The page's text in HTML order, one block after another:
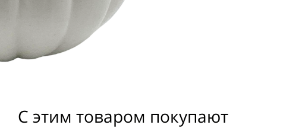
С этим товаром покупают